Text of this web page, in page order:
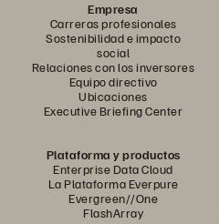
Empresa
Carreras profesionales
Sostenibilidad e impacto
social
Relaciones con los inversores
Equipo directivo
Ubicaciones
Executive Briefing Center
Plataforma y productos
Enterprise Data Cloud
La Plataforma Everpure
Evergreen//One
FlashArray